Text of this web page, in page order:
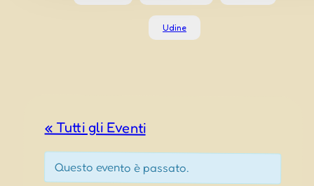
Udine
« Tutti gli Eventi
Questo evento è passato.